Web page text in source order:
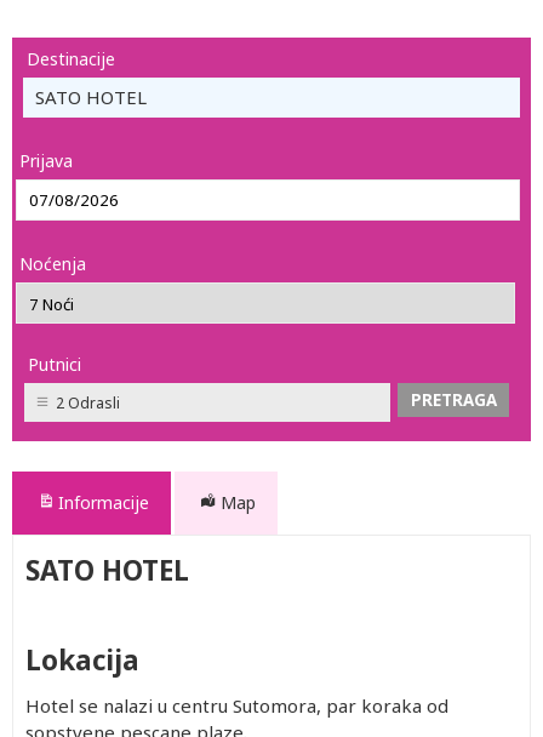
Destinacije
SATO HOTEL
Prijava
Noćenja
Putnici
2 Odrasli
Informacije Map
SATO HOTEL
Lokacija
Hotel se nalazi u centru Sutomora, par koraka od
sopstvene pescane plaze.